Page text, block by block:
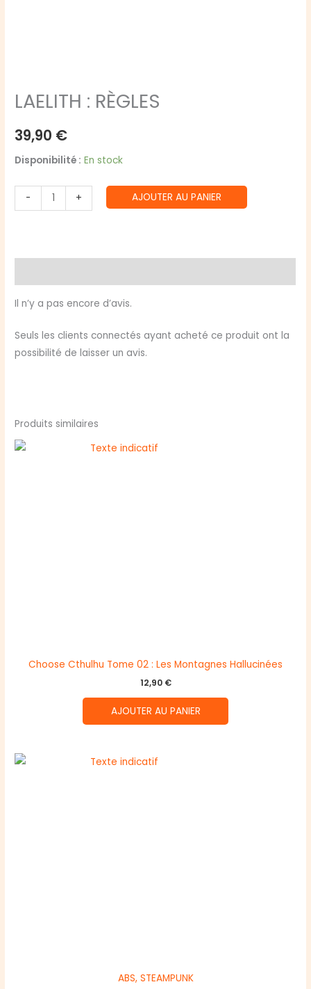
LAELITH : RÈGLES
39,90 €
Disponibilité : En stock
-
quantité
de
+ AJOUTER AU PANIER
Il n’y a pas encore d’avis.
Seuls les clients connectés ayant acheté ce produit ont la
possibilité de laisser un avis.
Produits similaires
Choose Cthulhu Tome 02 : Les Montagnes Hallucinées
12,90 €
AJOUTER AU PANIER
ABS, STEAMPUNK